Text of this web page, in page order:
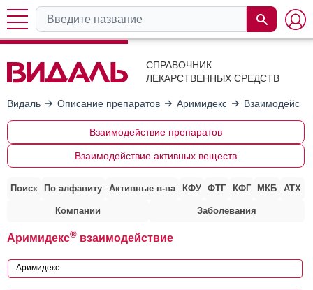
СПРАВОЧНИК
ЛЕКАРСТВЕННЫХ СРЕДСТВ
Видаль Описание препаратов Аримидекс
Взаимодействие препаратов
Взаимодействие активных веществ
Поиск По алфавиту Активные в-ва КФУ ФТГ КФГ МКБ АТХ
Компании Заболевания
Аримидекс® взаимодействие